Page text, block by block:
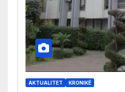
AKTUALITET KRONIKË